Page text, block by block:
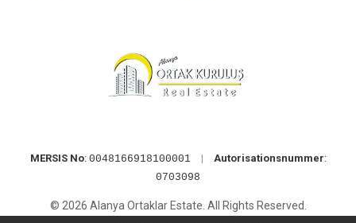
MERSIS No: 0048166918100001 | Autorisationsnummer:
0703098
© 2026 Alanya Ortaklar Estate. All Rights Reserved.